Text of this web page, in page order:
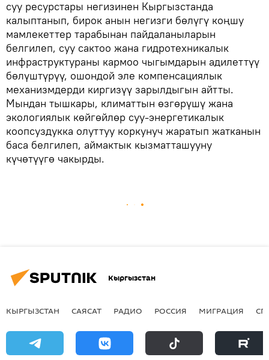
суу ресурстары негизинен Кыргызстанда
калыптанып, бирок анын негизги бөлүгү коңшу
мамлекеттер тарабынан пайдаланыларын
белгилеп, суу сактоо жана гидротехникалык
инфраструктураны кармоо чыгымдарын адилеттүү
бөлүштүрүү, ошондой эле компенсациялык
механизмдерди киргизүү зарылдыгын айтты.
Мындан тышкары, климаттын өзгөрүшү жана
экологиялык көйгөйлөр суу-энергетикалык
коопсуздукка олуттуу коркунуч жаратып жатканын
баса белгилеп, аймактык кызматташууну
күчөтүүгө чакырды.
Кыргызстан
КЫРГЫЗСТАН САЯСАТ РАДИО РОССИЯ МИГРАЦИЯ